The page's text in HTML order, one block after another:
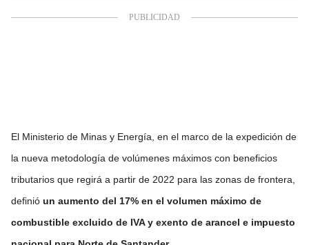
El Ministerio de Minas y Energía, en el marco de la expedición de
la nueva metodología de volúmenes máximos con beneficios
tributarios que regirá a partir de 2022 para las zonas de frontera,
definió un aumento del 17% en el volumen máximo de
combustible excluido de IVA y exento de arancel e impuesto